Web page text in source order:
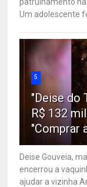
Um adolescente
5
"Deise do
R$ 132
"Comprar
Deise Gouveia,
encerrou a
ajudar a vizinha